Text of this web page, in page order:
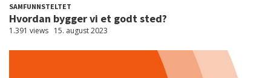
SAMFUNNSTELTET
Hvordan bygger vi et godt sted?
1.391 views 15. august 2023